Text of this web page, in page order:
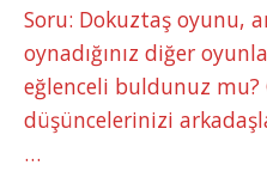
Soru: Dokuztaş oyunu,
oynadığınız diğer
eğlenceli buldunuz
düşüncelerinizi
…